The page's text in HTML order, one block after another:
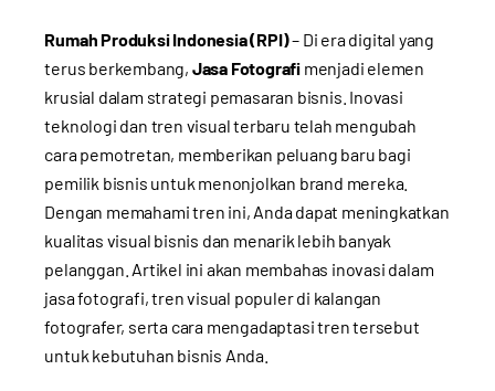
Rumah Produksi Indonesia (RPI)– Di era digital yang
terus berkembang, Jasa Fotografimenjadi elemen
krusial dalam strategi pemasaran bisnis. Inovasi
teknologi dan tren visual terbaru telah mengubah
cara pemotretan, memberikan peluang baru bagi
pemilik bisnis untuk menonjolkan brand mereka.
Dengan memahami tren ini, Anda dapat meningkatkan
kualitas visual bisnis dan menarik lebih banyak
pelanggan. Artikel ini akan membahas inovasi dalam
jasa fotografi, tren visual populer di kalangan
fotografer, serta cara mengadaptasi tren tersebut
untuk kebutuhan bisnis Anda.